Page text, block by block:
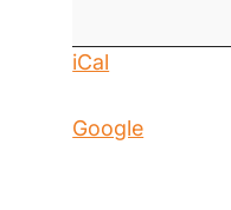
iCal
Google